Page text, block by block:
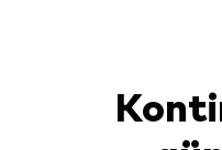
Welt-ETFs